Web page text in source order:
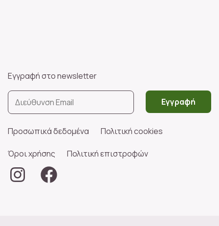
Εγγραφή στο newsletter
Εγγραφή
Προσωπικά δεδομένα Πολιτική cookies
Όροι χρήσης Πολιτική επιστροφών